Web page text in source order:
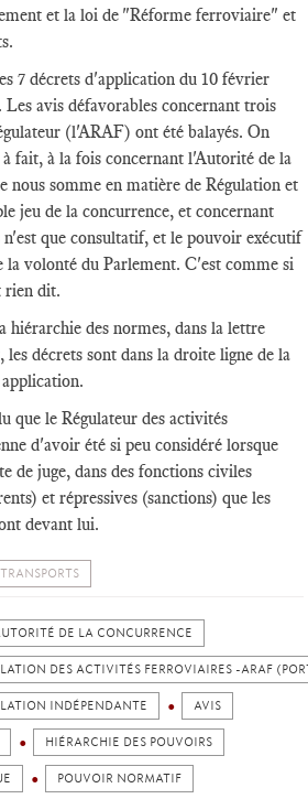
et la loi de "Réforme ferroviaire" et
7 décrets d'application du 10 février
Les avis défavorables concernant trois
(l'ARAF) ont été balayés. On
fait, à la fois concernant l'Autorité de la
nous somme en matière de Régulation et
jeu de la concurrence, et concernant
que consultatif, et le pouvoir exécutif
la volonté du Parlement. C'est comme si
rien dit.
hiérarchie des normes, dans la lettre
décrets sont dans la droite ligne de la
que le Régulateur des activités
d'avoir été si peu considéré lorsque
de juge, dans des fonctions civiles
et répressives (sanctions) que les
devant lui.
TRANSPORTS
DE LA CONCURRENCE
DES ACTIVITÉS FERROVIAIRES -ARAF
INDÉPENDANTE AVIS
HIÉRARCHIE DES POUVOIRS
POUVOIR NORMATIF